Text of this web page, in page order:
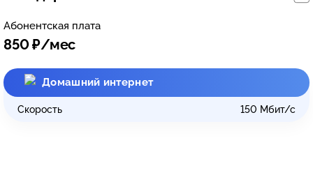
Абонентская плата
850₽/мес
Домашний интернет
Скорость 150 Мбит/с